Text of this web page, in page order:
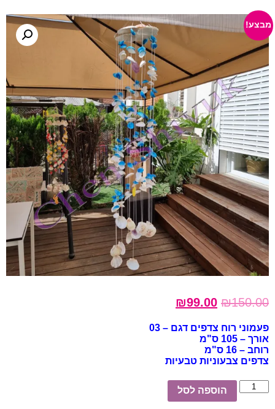
מבצע!
₪150.00
₪99.00
פעמוני רוח צדפים דגם – 03
אורך – 105 ס"מ
רוחב – 16 ס"מ
צדפים צבעוניות טבעיות
כמות
של
הוספה לסל